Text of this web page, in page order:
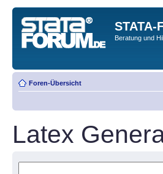
STATA-
Beratung und
Foren-Übersicht
Latex